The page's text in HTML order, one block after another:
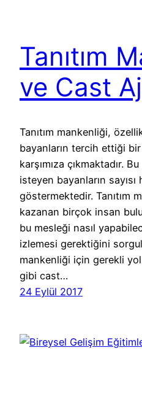
Tanıtım
ve Cast
Tanıtım mankenliği,
bayanların tercih ettiği
karşımıza çıkmaktadır.
isteyen bayanların
göstermektedir. Tanıtım
kazanan birçok insan
bu mesleği nasıl
izlemesi gerektiğini
mankenliği için gerekli
gibi cast…
24 Eylül 2017